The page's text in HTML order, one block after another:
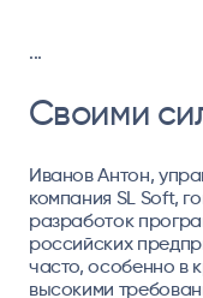
...
Своими
Иванов Антон,
компания SL Soft,
разработок
российских
часто, особенно в
высокими